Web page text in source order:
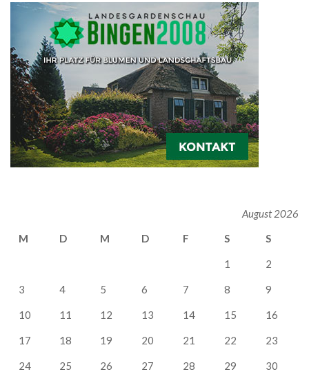
August 2026
M
D M D F S S
1 2
3 4 5 6 7 8 9
10 11 12 13 14 15 16
17 18 19 20 21 22 23
24 25 26 27 28 29 30